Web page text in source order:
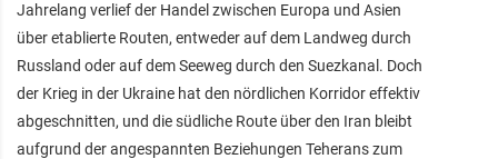
Jahrelang verlief der Handel zwischen Europa und Asien
über etablierte Routen, entweder auf dem Landweg durch
Russland oder auf dem Seeweg durch den Suezkanal. Doch
der Krieg in der Ukraine hat den nördlichen Korridor effektiv
abgeschnitten, und die südliche Route über den Iran bleibt
aufgrund der angespannten Beziehungen Teherans zum